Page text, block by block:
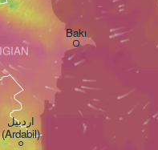
Bakı
اردبیل
(Ardabil)